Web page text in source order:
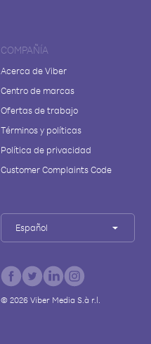
COMPAÑÍA
Acerca de Viber
Centro de marcas
Ofertas de trabajo
Términos y políticas
Política de privacidad
Customer Complaints Code
Español
© 2026Viber Media S.à r.l.